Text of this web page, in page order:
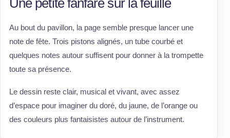
Une petite fanfare sur la feuille
Au bout du pavillon, la page semble presque lancer une
note de fête. Trois pistons alignés, un tube courbé et
quelques notes autour suffisent pour donner à la trompette
toute sa présence.
Le dessin reste clair, musical et vivant, avec assez
d’espace pour imaginer du doré, du jaune, de l’orange ou
des couleurs plus fantaisistes autour de l’instrument.